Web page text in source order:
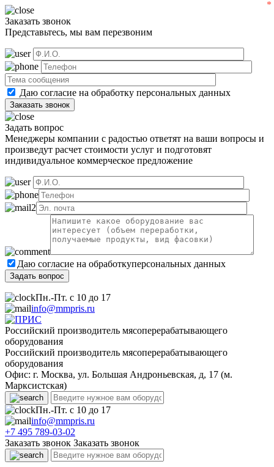
Заказать звонок
Представьтесь, мы вам перезвоним
Даю согласие на обработку персональных данных
Задать вопрос
Менеджеры компании с радостью ответят на ваши вопросы и
произведут расчет стоимости услуг и подготовят
индивидуальное коммерческое предложение
Даю согласие на обработкуперсональных данных
Пн.-Пт. с 10 до 17
info@mmpris.ru
Российский производитель мясоперерабатывающего
оборудования
Российский производитель мясоперерабатывающего
оборудования
Офис: г. Москва, ул. Большая Андроньевская, д, 17 (м.
Марксистская)
Пн.-Пт. с 10 до 17
info@mmpris.ru
+7 495 789-03-02
Заказать звонок Заказать звонок